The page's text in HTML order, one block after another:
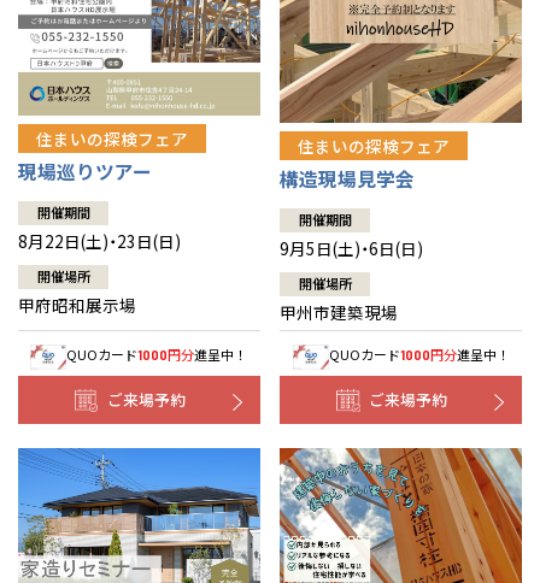
住まいの探検フェア
現場巡りツアー
開催期間
8月22日(土)・23日(日)
開催場所
甲府昭和展示場
QUOカード1000円分進呈中！
ご来場予約
住まいの探検フェア
構造現場見学会
開催期間
9月5日(土)・6日(日)
開催場所
甲州市建築現場
QUOカード1000円分進呈中！
ご来場予約